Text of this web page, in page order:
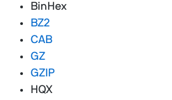
BinHex
BZ2
CAB
GZ
GZIP
HQX